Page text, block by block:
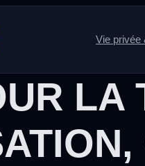
Vie privée
LA
,